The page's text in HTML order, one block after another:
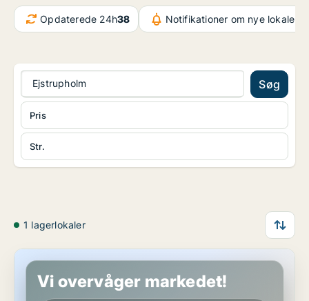
Opdaterede 24h38 Notifikationer om nye lokaler
Ejstrupholm Søg
Str.
Pris
1 lagerlokaler
Lager i Ejstrupholm
Vi overvåger markedet!